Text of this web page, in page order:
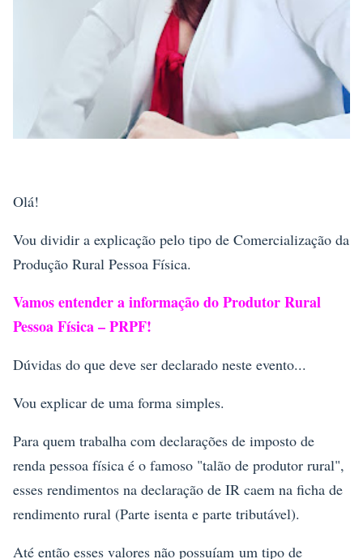
Olá!
Vou dividir a explicação pelo tipo de Comercialização da
Produção Rural Pessoa Física.
Vamos entender a informação do Produtor Rural
Pessoa Física – PRPF!
Dúvidas do que deve ser declarado neste evento...
Vou explicar de uma forma simples.
Para quem trabalha com declarações de imposto de
renda pessoa física é o famoso "talão de produtor rural",
esses rendimentos na declaração de IR caem na ficha de
rendimento rural (Parte isenta e parte tributável).
Até então esses valores não possuíam um tipo de